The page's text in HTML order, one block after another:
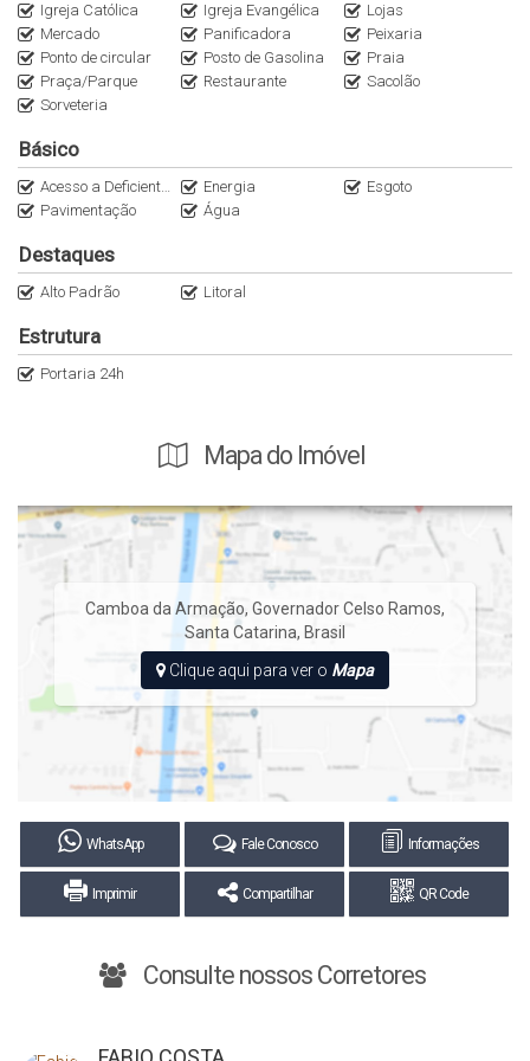
Igreja Católica
Igreja Evangélica
Lojas
Mercado
Panificadora
Peixaria
Ponto de circular
Posto de Gasolina
Praia
Praça/Parque
Restaurante
Sacolão
Sorveteria
Básico
Acesso a Deficientes Energia
Esgoto
Pavimentação
Água
Destaques
Alto Padrão Litoral
Estrutura
Portaria 24h
Mapa do Imóvel
Camboa da Armação, Governador Celso Ramos,
Santa Catarina, Brasil
Clique aqui para ver o Mapa
WhatsApp Fale Conosco Informações
Imprimir Compartilhar QR Code
Consulte nossos Corretores